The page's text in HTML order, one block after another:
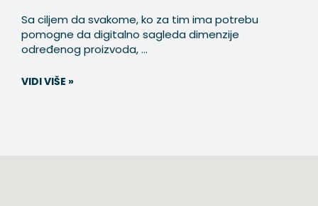
Sa ciljem da svakome, ko za tim ima potrebu
pomogne da digitalno sagleda dimenzije
određenog proizvoda, ...
VIDI VIŠE »